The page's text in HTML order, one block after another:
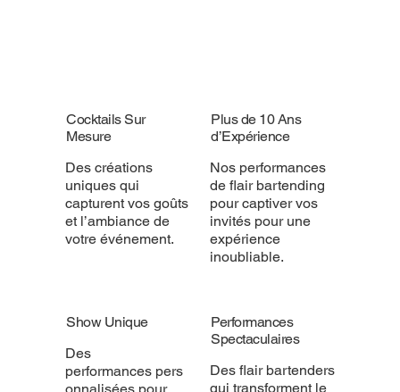
Cocktails Sur
Mesure
Des créations
uniques qui
capturent vos goûts
et l’ambiance de
votre événement.
Plus de 10 Ans
d’Expérience
Nos performances
de flair bartending
pour captiver vos
invités pour une
expérience
inoubliable.
Show Unique
Des
performances pers
Performances
Spectaculaires
Des flair bartenders
qui transforment le